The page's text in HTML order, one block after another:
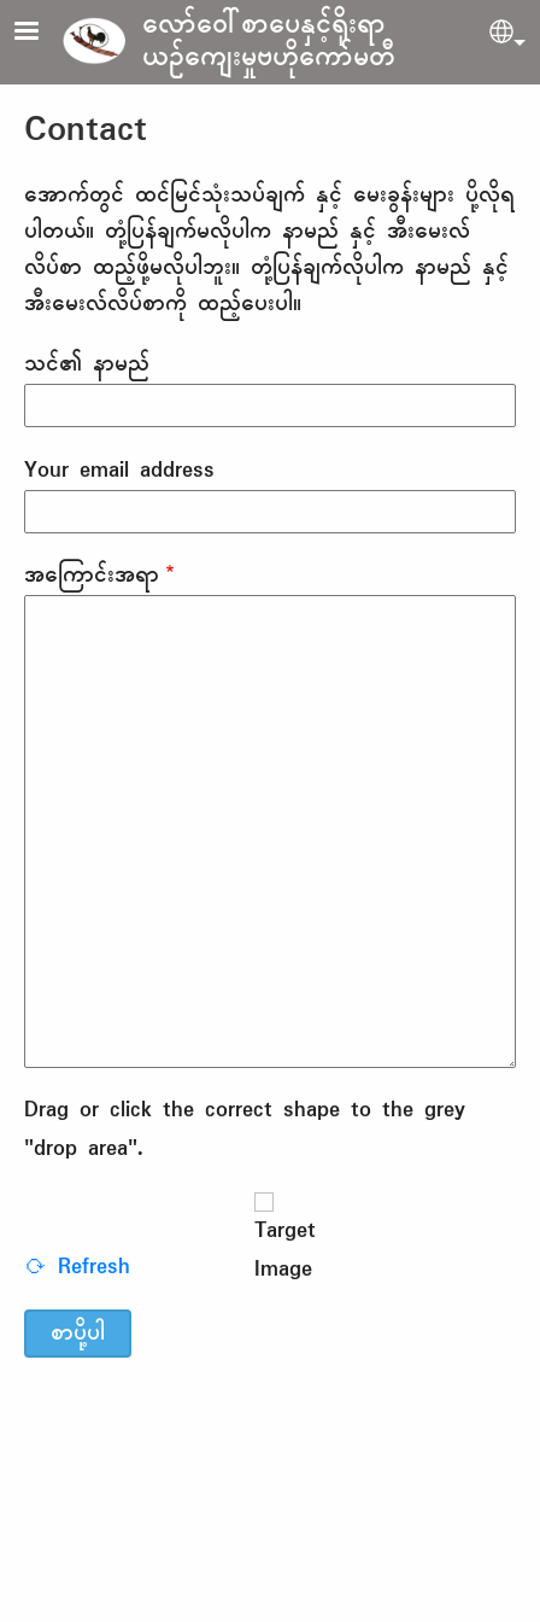
Skip to main contentလော်ဝေါ်စာပေနှင့်ရိုးရာ
ယဉ်ကျေးမှုဗဟိုကော်မတီ
Contact
အောက်တွင် ထင်မြင်သုံးသပ်ချက် နှင့် မေးခွန်းများ ပို့လိုရ
ပါတယ်။ တုံ့ပြန်ချက်မလိုပါက နာမည် နှင့် အီးမေးလ်
လိပ်စာ ထည့်ဖို့မလိုပါဘူး။ တုံ့ပြန်ချက်လိုပါက နာမည် နှင့်
အီးမေးလ်လိပ်စာကို ထည့်ပေးပါ။
သင်၏ နာမည်
Your email address
အကြောင်းအရာ
Drag or click the correct shape to the grey
"drop area".
⟳ Refresh